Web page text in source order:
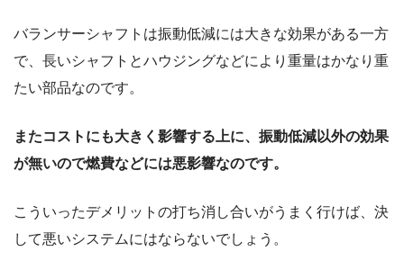
バランサーシャフトは振動低減には大きな効果がある一方
で、長いシャフトとハウジングなどにより重量はかなり重
たい部品なのです。
またコストにも大きく影響する上に、振動低減以外の効果
が無いので燃費などには悪影響なのです。
こういったデメリットの打ち消し合いがうまく行けば、決
して悪いシステムにはならないでしょう。